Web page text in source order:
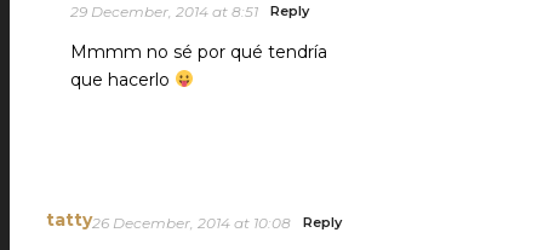
29 December, 2014 at 8:51 Reply
Mmmm no sé por qué tendría
que hacerlo
tatty26 December, 2014 at 10:08 Reply